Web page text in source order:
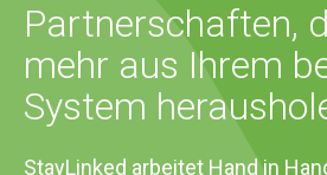
Partnerschaften,
mehr aus Ihrem
System
StayLinked arbeitet Hand in